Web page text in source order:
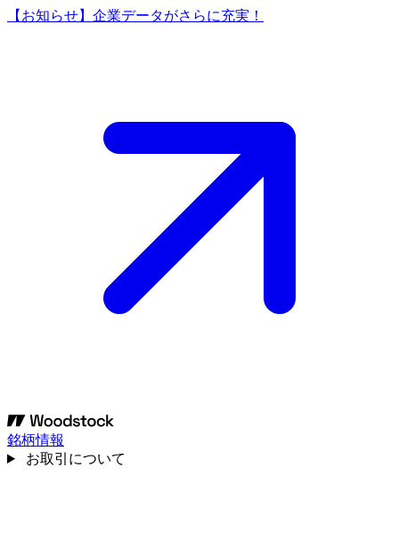
【お知らせ】企業データがさらに充実！
銘柄情報
お取引について